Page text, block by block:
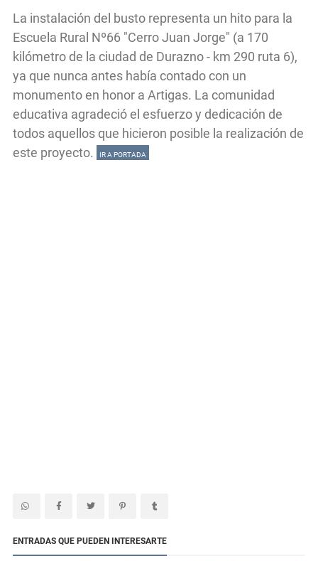
La instalación del busto representa un hito para la
Escuela Rural Nº66 "Cerro Juan Jorge" (a 170
kilómetro de la ciudad de Durazno - km 290 ruta 6),
ya que nunca antes había contado con un
monumento en honor a Artigas. La comunidad
educativa agradeció el esfuerzo y dedicación de
todos aquellos que hicieron posible la realización de
este proyecto.
IR A PORTADA
ENTRADAS QUE PUEDEN INTERESARTE